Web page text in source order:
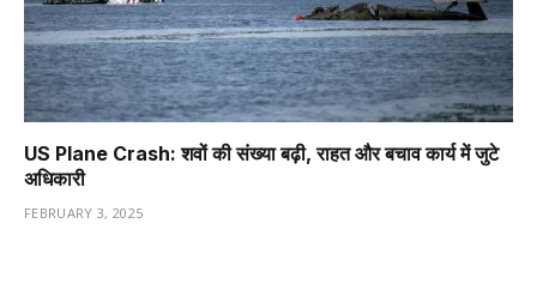
US Plane Crash: शवों की संख्या बढ़ी, राहत और बचाव कार्य में जुटे
अधिकारी
FEBRUARY 3, 2025